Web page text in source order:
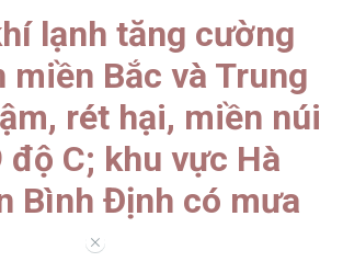
lạnh tăng cường
miền Bắc và Trung
rét hại, miền núi
độ C; khu vực Hà
Bình Định có mưa
//